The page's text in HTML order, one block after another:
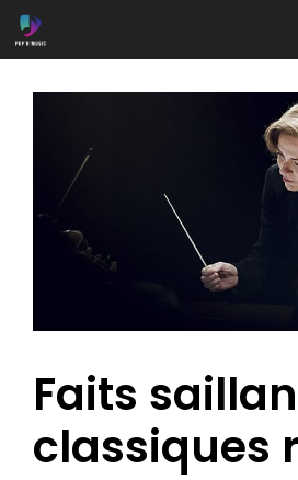
Aller
au
Faits
classiques